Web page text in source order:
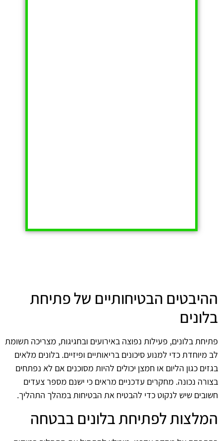
ההיבטים הבטיחותיים של פתיחת
בלונים
פתיחת בלונים, פעילות נפוצה באירועים ובחגיגות, מצריכה תשומת
לב מיוחדת כדי למנוע סיכונים בריאותיים ופיזיים. בלונים מלאים
בגזים כגון הליום או חמצן יכולים להיות מסוכנים אם לא נפתחים
בצורה נכונה. מחקרים עדכניים מראים כי ישנם מספר צעדים
חשובים שיש לנקוט כדי להבטיח את הבטיחות במהלך התהליך.
המלצות לפתיחת בלונים בבטחה